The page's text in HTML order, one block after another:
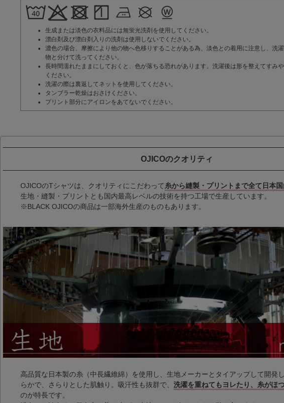
生成または淡色の衣料品には無蛍光洗剤を使用してください。
漂白剤及び漂白剤入りの洗剤は使用しないでください。
濃色の場合、摩擦により他の物へ色移りすることがある為、淡色との着用に注意し、洗
物と分けて洗ってください。
長時間濡れたままにしておくと、色が落ちる恐れがあります。洗濯後は形を整えてすみ
ください。
洗濯の際は裏返してネットを使用してください。
タンブラー乾燥はおさけください。
プリント部分にアイロンをあてないでください。
OJICOのクオリティ
OJICOのTシャツは、クオリティにこだわって 糸から縫製・プリントまで全て日本
生地・縫製・プリントとも国内最高レベルの技術を持つ工場で生産しています。
※BLACK OJICOの商品は一部海外生産のものもあります。
高品質な日本製の糸（中長繊維綿）を使用し、生地メーカーとタイアップして開発
らかで、さらりとした肌触り。吸汗性も抜群で、 洗濯を重ねてもヨレたり、糸がほ
のが特長です。